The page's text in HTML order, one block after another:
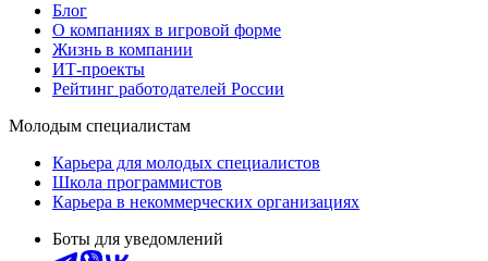
Блог
О компаниях в игровой форме
Жизнь в компании
ИТ-проекты
Рейтинг работодателей России
Молодым специалистам
Карьера для молодых специалистов
Школа программистов
Карьера в некоммерческих организациях
Боты для уведомлений